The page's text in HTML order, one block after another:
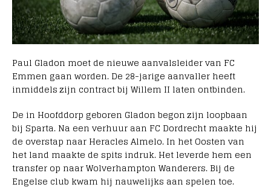
Paul Gladon moet de nieuwe aanvalsleider van FC
Emmen gaan worden. De 28-jarige aanvaller heeft
inmiddels zijn contract bij Willem II laten ontbinden.
De in Hoofddorp geboren Gladon begon zijn loopbaan
bij Sparta. Na een verhuur aan FC Dordrecht maakte hij
de overstap naar Heracles Almelo. In het Oosten van
het land maakte de spits indruk. Het leverde hem een
transfer op naar Wolverhampton Wanderers. Bij de
Engelse club kwam hij nauwelijks aan spelen toe.